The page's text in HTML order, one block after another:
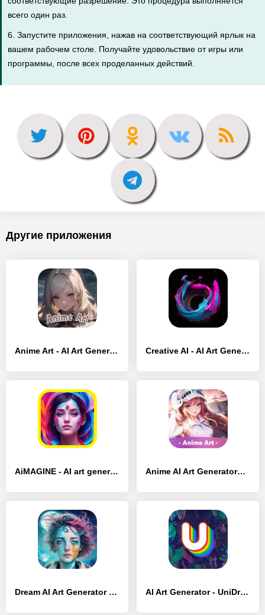
всего один раз.
6. Запустите приложения, нажав на соответствующий ярлык на
вашем рабочем столе. Получайте удовольствие от игры или
программы, после всех проделанных действий.
Другие приложения
Anime Art - AI Art Generator - [Без рекламы] Creative AI - AI Art Generator - [Полная версия]
AiMAGINE - AI art generator - [Без рекламы] Anime AI Art Generator：AimeGen - [Премиум версия]
Dream AI Art Generator - [Премиум версия] AI Art Generator - UniDream - [Полная версия]